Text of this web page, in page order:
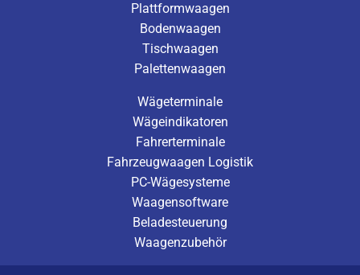
Plattformwaagen
Bodenwaagen
Tischwaagen
Palettenwaagen
Wägeterminale
Wägeindikatoren
Fahrerterminale
Fahrzeugwaagen Logistik
PC-Wägesysteme
Waagensoftware
Beladesteuerung
Waagenzubehör